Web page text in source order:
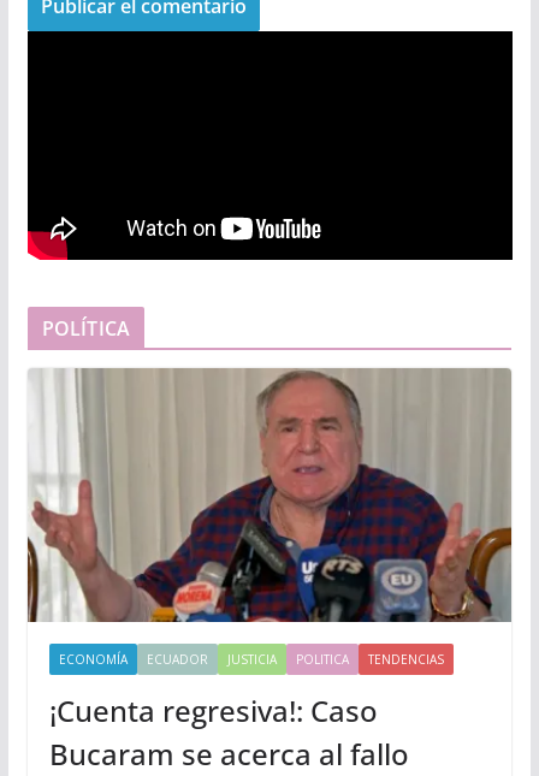
POLÍTICA
ECONOMÍA ECUADOR JUSTICIA POLITICA TENDENCIAS
¡Cuenta regresiva!: Caso
Bucaram se acerca al fallo